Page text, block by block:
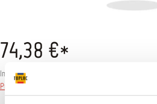
74,38 €*
Inhalt:1 Stück
Preise inkl. MwSt. zzgl. Versandkosten